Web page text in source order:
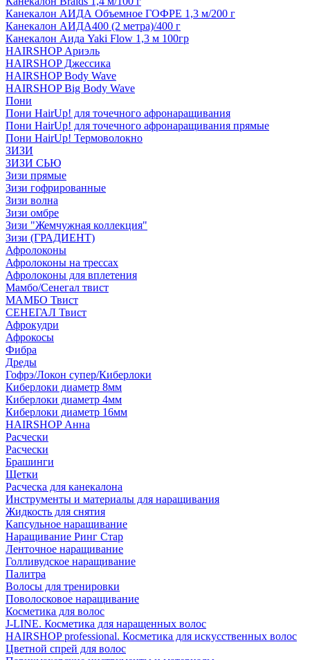
Канекалон АИДА Объемное ГОФРЕ 1,3 м/200 г
Канекалон АИДА400 (2 метра)/400 г
Канекалон Аида Yaki Flow 1,3 м 100гр
HAIRSHOP Ариэль
HAIRSHOP Джессика
HAIRSHOP Body Wave
HAIRSHOP Big Body Wave
Пони
Пони HairUp! для точечного афронаращивания
Пони HairUp! для точечного афронаращивания прямые
Пони HairUp! Термоволокно
ЗИЗИ
ЗИЗИ СЬЮ
Зизи прямые
Зизи гофрированные
Зизи волна
Зизи омбре
Зизи "Жемчужная коллекция"
Зизи (ГРАДИЕНТ)
Афролоконы
Афролоконы на трессах
Афролоконы для вплетения
Мамбо/Сенегал твист
МАМБО Твист
СЕНЕГАЛ Твист
Афрокудри
Афрокосы
Фибра
Дреды
Гофрэ/Локон супер/Киберлоки
Киберлоки диаметр 8мм
Киберлоки диаметр 4мм
Киберлоки диаметр 16мм
HAIRSHOP Анна
Расчески
Расчески
Брашинги
Щетки
Расческа для канекалона
Инструменты и материалы для наращивания
Жидкость для снятия
Капсульное наращивание
Наращивание Ринг Стар
Ленточное наращивание
Голливудское наращивание
Палитра
Волосы для тренировки
Поволосковое наращивание
Косметика для волос
J-LINE. Косметика для наращенных волос
HAIRSHOP professional. Косметика для искусственных волос
Цветной спрей для волос